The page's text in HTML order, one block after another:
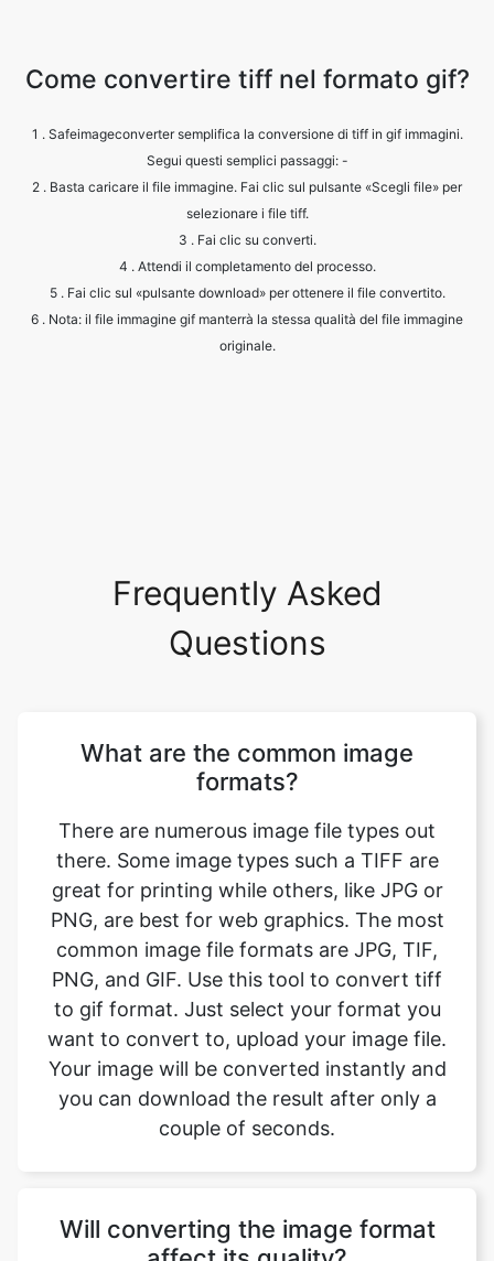
Segui questi semplici passaggi: -
2 . Basta caricare il file immagine. Fai clic sul pulsante «Scegli file» per
What are the common image
There are numerous image file types out
there. Some image types such a TIFF are
great for printing while others, like JPG or
PNG, are best for web graphics. The most
common image file formats are JPG, TIF,
PNG, and GIF. Use this tool to convert tiff
to gif format. Just select your format you
want to convert to, upload your image file.
Your image will be converted instantly and
you can download the result after only a
couple of seconds.
Will converting the image format
Converting your image from tiff to gif
format does not affect the quality in any